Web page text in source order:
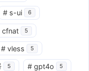
# s-ui 6
cfnat 5
# vless 5
5 # gpt4o 5